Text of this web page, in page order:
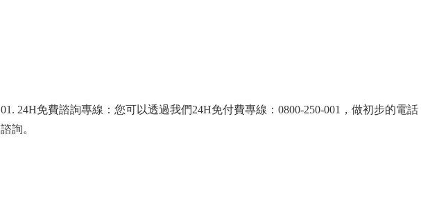
01. 24H免費諮詢專線：您可以透過我們24H免付費專線：0800-250-001，做初步的電話
諮詢。